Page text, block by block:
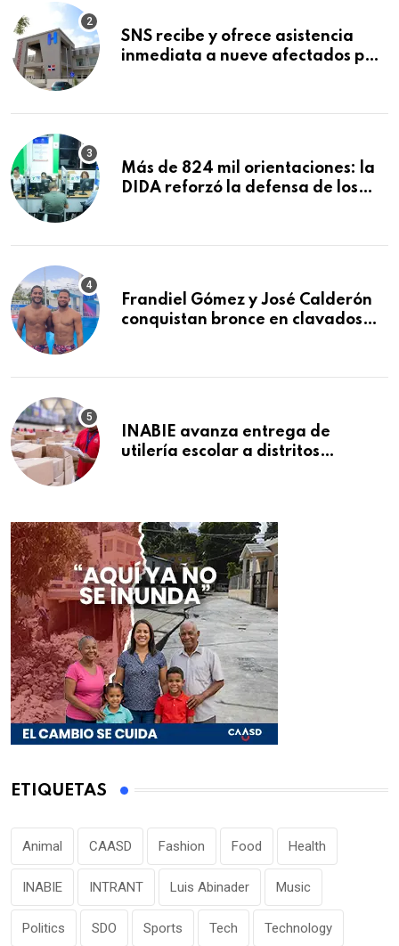
SNS recibe y ofrece asistencia
inmediata a nueve afectados por
Macorís
Más de 824 mil orientaciones: la
DIDA reforzó la defensa de los
Frandiel Gómez y José Calderón
conquistan bronce en clavados
INABIE avanza entrega de
utilería escolar a distritos
ETIQUETAS
Animal CAASD Fashion Food Health
INABIE INTRANT Luis Abinader Music
Politics SDO Sports Tech Technology